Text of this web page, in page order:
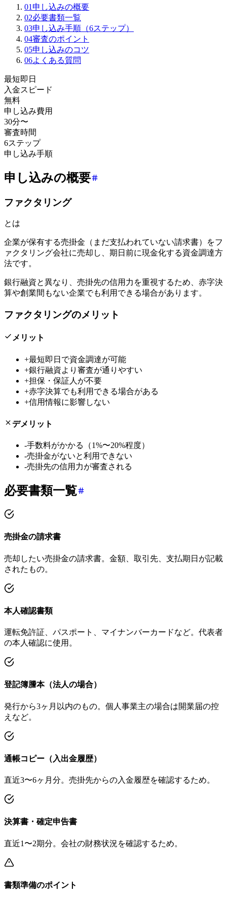
01 申し込みの概要
02必要書類一覧
03申し込み手順（6ステップ）
04審査のポイント
05申し込みのコツ
06よくある質問
最短即日
入金スピード
無料
申し込み費用
30分〜
審査時間
6ステップ
申し込み手順
申し込みの概要
ファクタリング
とは
企業が保有する売掛金（まだ支払われていない請求書）をフ
ァクタリング会社に売却し、期日前に現金化する資金調達方
法です。
銀行融資と異なり、売掛先の信用力を重視するため、赤字決
算や創業間もない企業でも利用できる場合があります。
ファクタリングのメリット
メリット
+最短即日で資金調達が可能
+銀行融資より審査が通りやすい
+担保・保証人が不要
+赤字決算でも利用できる場合がある
+信用情報に影響しない
デメリット
-手数料がかかる（1%〜20%程度）
-売掛金がないと利用できない
-売掛先の信用力が審査される
必要書類一覧
売掛金の請求書
売却したい売掛金の請求書。金額、取引先、支払期日が記載
されたもの。
本人確認書類
運転免許証、パスポート、マイナンバーカードなど。代表者
の本人確認に使用。
登記簿謄本（法人の場合）
発行から3ヶ月以内のもの。個人事業主の場合は開業届の控
えなど。
通帳コピー（入出金履歴）
直近3〜6ヶ月分。売掛先からの入金履歴を確認するため。
決算書・確定申告書
直近1〜2期分。会社の財務状況を確認するため。
書類準備のポイント